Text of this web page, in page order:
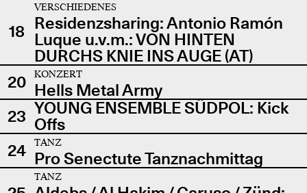
18
VERSCHIEDENES
Residenzsharing: Antonio Ramón
Luque u.v.m.: VON HINTEN
DURCHS KNIE INS AUGE (AT)
20
KONZERT
Hells Metal Army
23 YOUNG ENSEMBLE SÜDPOL: Kick
Offs
24
TANZ
Pro Senectute Tanznachmittag
TANZ